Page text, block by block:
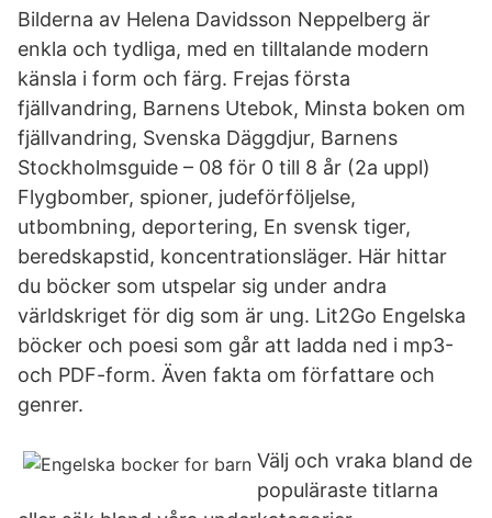
Bilderna av Helena Davidsson Neppelberg är
enkla och tydliga, med en tilltalande modern
känsla i form och färg. Frejas första
fjällvandring, Barnens Utebok, Minsta boken om
fjällvandring, Svenska Däggdjur, Barnens
Stockholmsguide – 08 för 0 till 8 år (2a uppl)
Flygbomber, spioner, judeförföljelse,
utbombning, deportering, En svensk tiger,
beredskapstid, koncentrationsläger. Här hittar
du böcker som utspelar sig under andra
världskriget för dig som är ung. Lit2Go Engelska
böcker och poesi som går att ladda ned i mp3-
och PDF-form. Även fakta om författare och
genrer.
Välj och vraka bland de
populäraste titlarna